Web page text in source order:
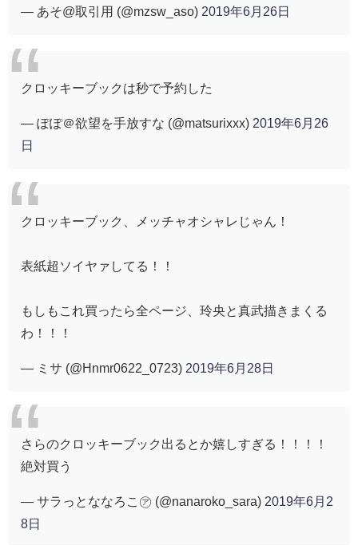
— あそ@取引用 (@mzsw_aso) 2019年6月26日
クロッキーブックは秒で予約した
— ぽぽ＠欲望を手放すな (@matsurixxx) 2019年6月26
日
クロッキーブック、メッチャオシャレじゃん！
表紙超ソイヤァしてる！！
もしもこれ買ったら全ページ、玲央と真武描きまくる
わ！！！
— ミサ (@Hnmr0622_0723) 2019年6月28日
さらのクロッキーブック出るとか嬉しすぎる！！！！
絶対買う
— サラっとななろこ㋐ (@nanaroko_sara) 2019年6月2
8日